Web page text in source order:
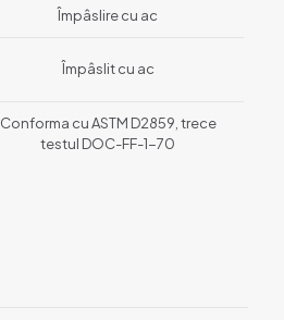
Împâslire cu ac
Împâslit cu ac
Conforma cu ASTM D2859, trece
testul DOC-FF-1-70